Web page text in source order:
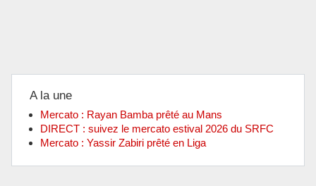
A la une
Mercato : Rayan Bamba prêté au Mans
DIRECT : suivez le mercato estival 2026 du SRFC
Mercato : Yassir Zabiri prêté en Liga